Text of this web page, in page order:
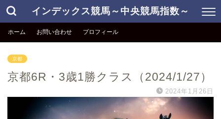
インデックス競馬～中央競馬指数～
ホーム お問い合わせ プロフィール
京都
京都6R・3歳1勝クラス（2024/1/27）
2024年1月26日